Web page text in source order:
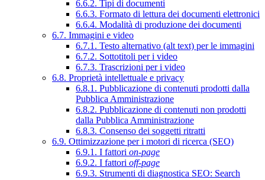
6.6.2. Tipi di documenti
6.6.3. Formato di lettura dei documenti elettronici
6.6.4. Modalità di produzione dei documenti
6.7. Immagini e video
6.7.1. Testo alternativo (alt text) per le immagini
6.7.2. Sottotitoli per i video
6.7.3. Trascrizioni per i video
6.8. Proprietà intellettuale e privacy
6.8.1. Pubblicazione di contenuti prodotti dalla
Pubblica Amministrazione
6.8.2. Pubblicazione di contenuti non prodotti
dalla Pubblica Amministrazione
6.8.3. Consenso dei soggetti ritratti
6.9. Ottimizzazione per i motori di ricerca (SEO)
6.9.1. I fattori on-page
6.9.2. I fattori off-page
6.9.3. Strumenti di diagnostica SEO: Search